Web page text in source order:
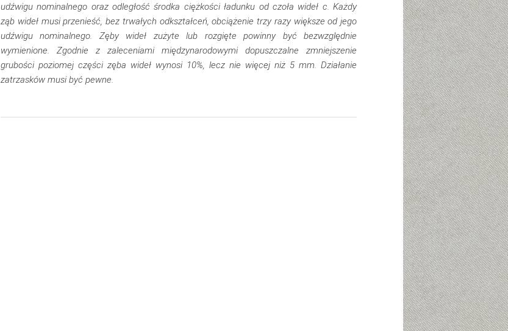
udźwigu nominalnego oraz odległość środka ciężkości ładunku od czoła wideł c. Każdy
ząb wideł musi przenieść, bez trwałych odkształceń, obciążenie trzy razy większe od jego
udźwigu nominalnego. Zęby wideł zużyte lub rozgięte powinny być bezwzględnie
wymienione. Zgodnie z zaleceniami międzynarodowymi dopuszczalne zmniejszenie
grubości poziomej części zęba wideł wynosi 10%, lecz nie więcej niż 5 mm. Działanie
zatrzasków musi być pewne.